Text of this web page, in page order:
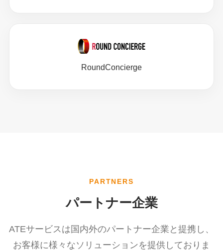
RoundConcierge
PARTNERS
パートナー企業
ATEサービスは国内外のパートナー企業と提携し、
お客様に様々なソリューションを提供しておりま